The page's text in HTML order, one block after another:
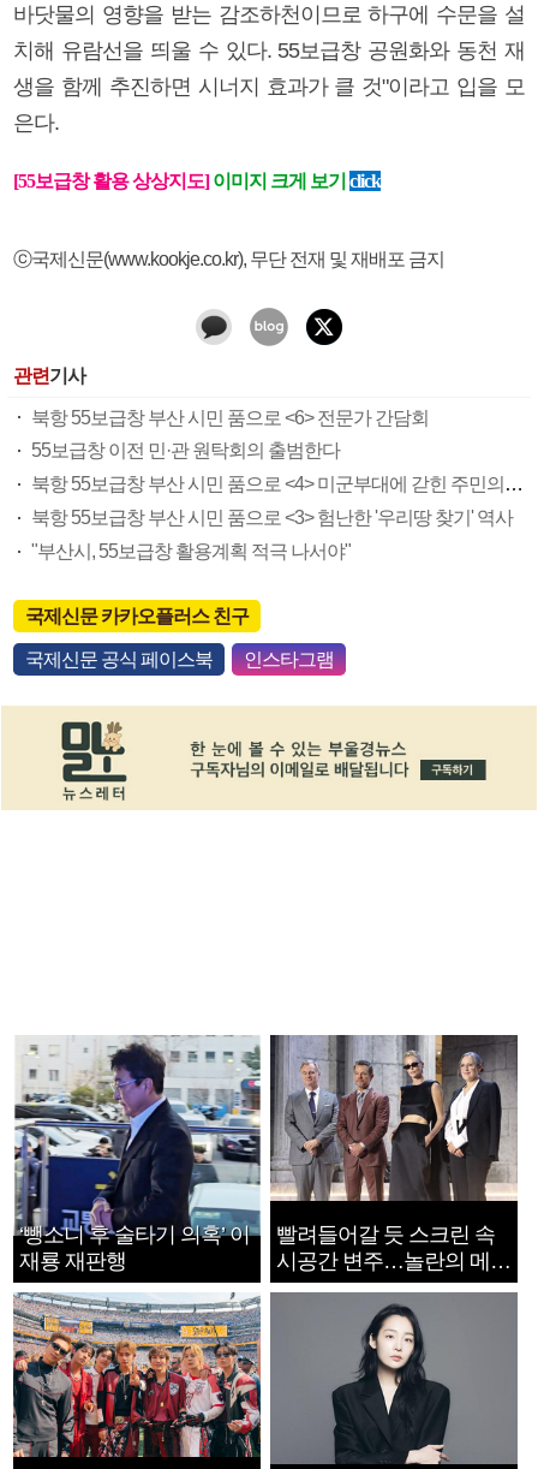
바닷물의 영향을 받는 감조하천이므로 하구에 수문을 설
치해 유람선을 띄울 수 있다. 55보급창 공원화와 동천 재
생을 함께 추진하면 시너지 효과가 클 것"이라고 입을 모
은다.
[55보급창 활용 상상지도]이미지 크게 보기 click
ⓒ국제신문(www.kookje.co.kr), 무단 전재 및 재배포 금지
관련기사
북항 55보급창 부산 시민 품으로 <6> 전문가 간담회
55보급창 이전 민·관 원탁회의 출범한다
북항 55보급창 부산 시민 품으로 <4> 미군부대에 갇힌 주민의 삶
북항 55보급창 부산 시민 품으로 <3> 험난한 '우리땅 찾기' 역사
"부산시, 55보급창 활용계획 적극 나서야"
국제신문 카카오플러스 친구
국제신문 공식 페이스북 인스타그램
‘뺑소니 후 술타기 의혹’ 이
재룡 재판행
빨려들어갈 듯 스크린 속
시공간 변주…놀란의 메시
지는 ‘전쟁 속죄’